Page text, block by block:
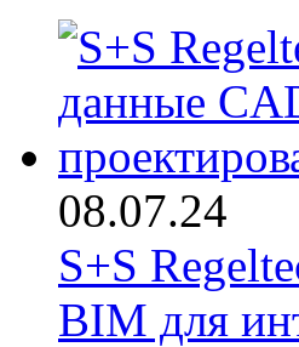
08.07.24
S+S
BIM для